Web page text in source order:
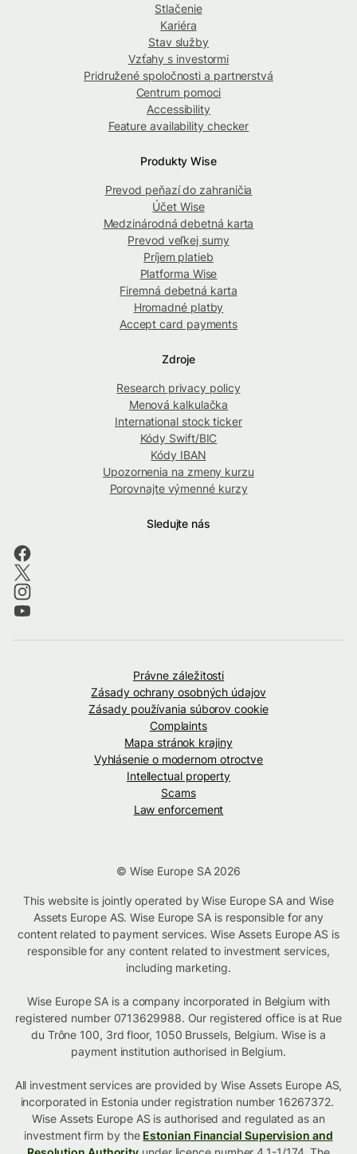
Stlačenie
Kariéra
Stav služby
Vzťahy s investormi
Pridružené spoločnosti a partnerstvá
Centrum pomoci
Accessibility
Feature availability checker
Produkty Wise
Prevod peňazí do zahraničia
Účet Wise
Medzinárodná debetná karta
Prevod veľkej sumy
Príjem platieb
Platforma Wise
Firemná debetná karta
Hromadné platby
Accept card payments
Zdroje
Research privacy policy
Menová kalkulačka
International stock ticker
Kódy Swift/BIC
Kódy IBAN
Upozornenia na zmeny kurzu
Porovnajte výmenné kurzy
Sledujte nás
Právne záležitosti
Zásady ochrany osobných údajov
Zásady používania súborov cookie
Complaints
Mapa stránok krajiny
Vyhlásenie o modernom otroctve
Intellectual property
Scams
Law enforcement
© Wise Europe SA 2026
This website is jointly operated by Wise Europe SA and Wise
Assets Europe AS. Wise Europe SA is responsible for any
content related to payment services. Wise Assets Europe AS is
responsible for any content related to investment services,
including marketing.
Wise Europe SA is a company incorporated in Belgium with
registered number 0713629988. Our registered office is at Rue
du Trône 100, 3rd floor, 1050 Brussels, Belgium. Wise is a
payment institution authorised in Belgium.
All investment services are provided by Wise Assets Europe AS,
incorporated in Estonia under registration number 16267372.
Wise Assets Europe AS is authorised and regulated as an
investment firm by the Estonian Financial Supervision and